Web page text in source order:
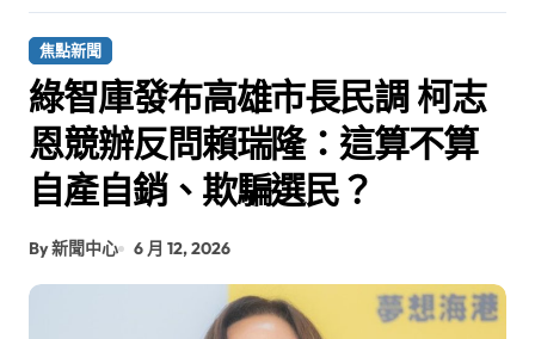
焦點新聞
綠智庫發布高雄市長民調 柯志
恩競辦反問賴瑞隆：這算不算
自產自銷、欺騙選民？
By 新聞中心 6 月 12, 2026